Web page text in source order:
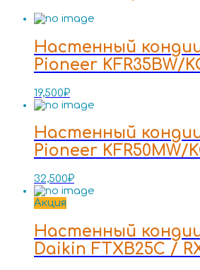
Настенный
Pioneer KFR35BW/
19,500₽
Настенный
Pioneer KFR50MW/
32,500₽
Акция
Настенный
Daikin FTXB25C /